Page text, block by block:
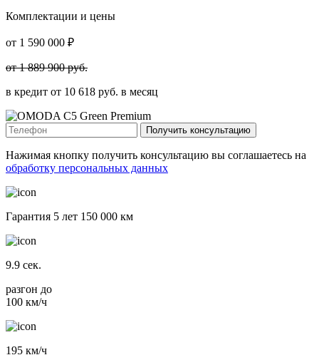
Комплектации и цены
от 1 590 000 ₽
от1 889 900руб.
в кредит от 10 618 руб. в месяц
Получить консультацию
Нажимая кнопку получить консультацию вы соглашаетесь на
обработку персональных данных
Гарантия 5 лет 150 000 км
9.9 сек.
разгон до
100 км/ч
195 км/ч